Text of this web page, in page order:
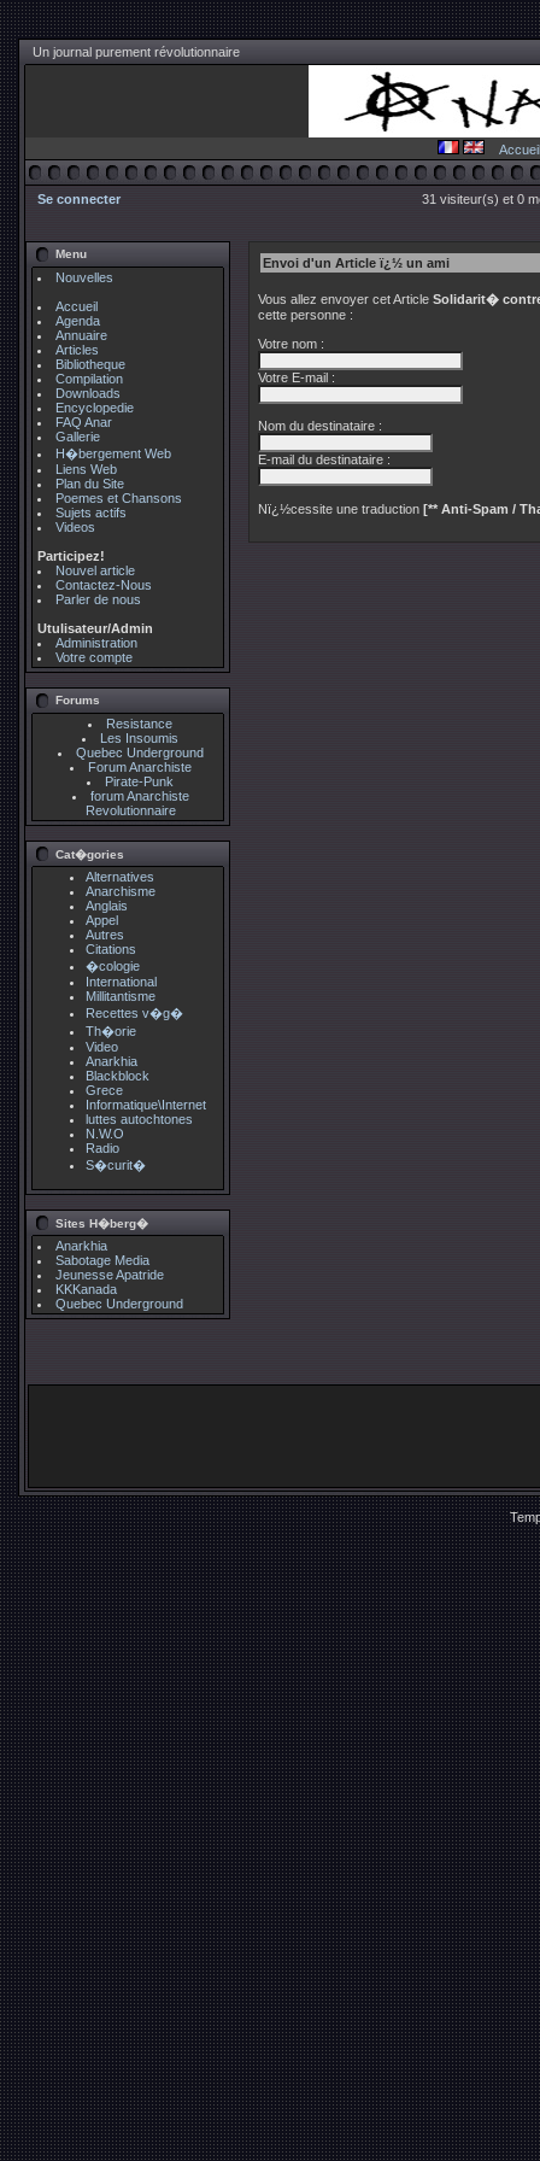
Un journal purement révolutionnaire
Accueil
Se connecter 31 visiteur(s) et 0
Menu
Nouvelles
Accueil
Agenda
Annuaire
Articles
Bibliotheque
Compilation
Downloads
Encyclopedie
FAQ Anar
Gallerie
H�bergement Web
Liens Web
Plan du Site
Poemes et Chansons
Sujets actifs
Videos
Participez!
Nouvel article
Contactez-Nous
Parler de nous
Utulisateur/Admin
Administration
Votre compte
Forums
Resistance
Les Insoumis
Quebec Underground
Forum Anarchiste
Pirate-Punk
forum Anarchiste
Revolutionnaire
Cat�gories
Alternatives
Anarchisme
Anglais
Appel
Autres
Citations
�cologie
International
Millitantisme
Recettes v�g�
Th�orie
Video
Anarkhia
Blackblock
Grece
Informatique\Internet
luttes autochtones
N.W.O
Radio
S�curit�
Sites H�berg�
Anarkhia
Sabotage Media
Jeunesse Apatride
KKKanada
Quebec Underground
Envoi d'un Article ï¿½ un ami
Vous allez envoyer cet Article Solidarit�
cette personne :
Votre nom :
Votre E-mail :
Nom du destinataire :
E-mail du destinataire :
Nï¿½cessite une traduction [** Anti-Spam /